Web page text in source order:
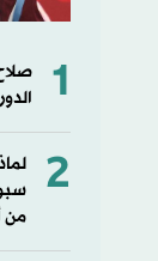
1
2
من